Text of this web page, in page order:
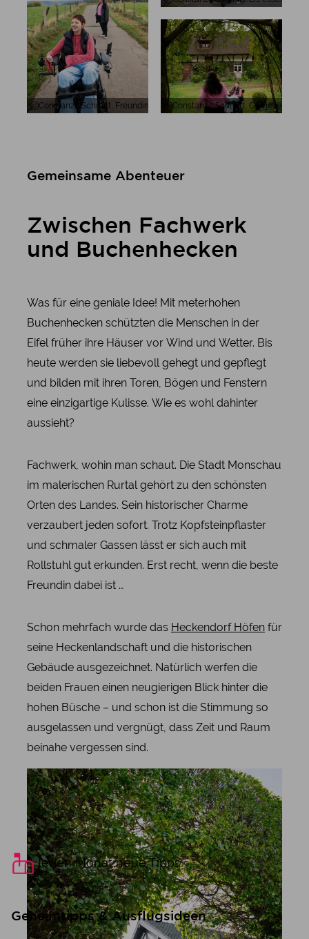
Constanze Schmitt, Freundinnen genießen den Weg in Monschau,
Constanze Schmitt, Grüne Kulisse
Gemeinsame Abenteuer
Zwischen Fachwerk
und Buchenhecken
Was für eine geniale Idee! Mit meterhohen
Buchenhecken schützten die Menschen in der
Eifel früher ihre Häuser vor Wind und Wetter. Bis
heute werden sie liebevoll gehegt und gepflegt
und bilden mit ihren Toren, Bögen und Fenstern
eine einzigartige Kulisse. Wie es wohl dahinter
aussieht?
Fachwerk, wohin man schaut. Die Stadt Monschau
im malerischen Rurtal gehört zu den schönsten
Orten des Landes. Sein historischer Charme
verzaubert jeden sofort. Trotz Kopfsteinpflaster
und schmaler Gassen lässt er sich auch mit
Rollstuhl gut erkunden. Erst recht, wenn die beste
Freundin dabei ist …
Schon mehrfach wurde das Heckendorf Höfenfür
seine Heckenlandschaft und die historischen
Gebäude ausgezeichnet. Natürlich werfen die
beiden Frauen einen neugierigen Blick hinter die
hohen Büsche – und schon ist die Stimmung so
ausgelassen und vergnügt, dass Zeit und Raum
beinahe vergessen sind.
Jeden Monat neue Tipps
Geheimtipps & Ausflugsideen